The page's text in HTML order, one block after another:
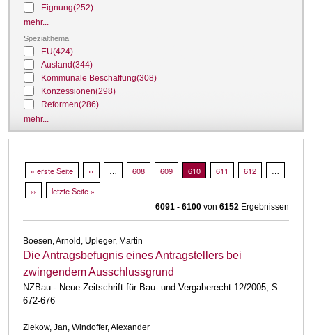
Eignung(252)
mehr...
Spezialthema
EU(424)
Ausland(344)
Kommunale Beschaffung(308)
Konzessionen(298)
Reformen(286)
mehr...
Seitennummerierung
Erste Seite
« erste Seite Vorherige Seite
‹‹ … Page
608 Page
609 Aktuelle Seite
610 Page
611 Page
612
…
Nächste Seite
›› Letzte Seite
letzte Seite »
6091 - 6100 von 6152 Ergebnissen
Boesen, Arnold, Upleger, Martin
Die Antragsbefugnis eines Antragstellers bei
zwingendem Ausschlussgrund
NZBau - Neue Zeitschrift für Bau- und Vergaberecht 12/2005, S.
672-676
Ziekow, Jan, Windoffer, Alexander